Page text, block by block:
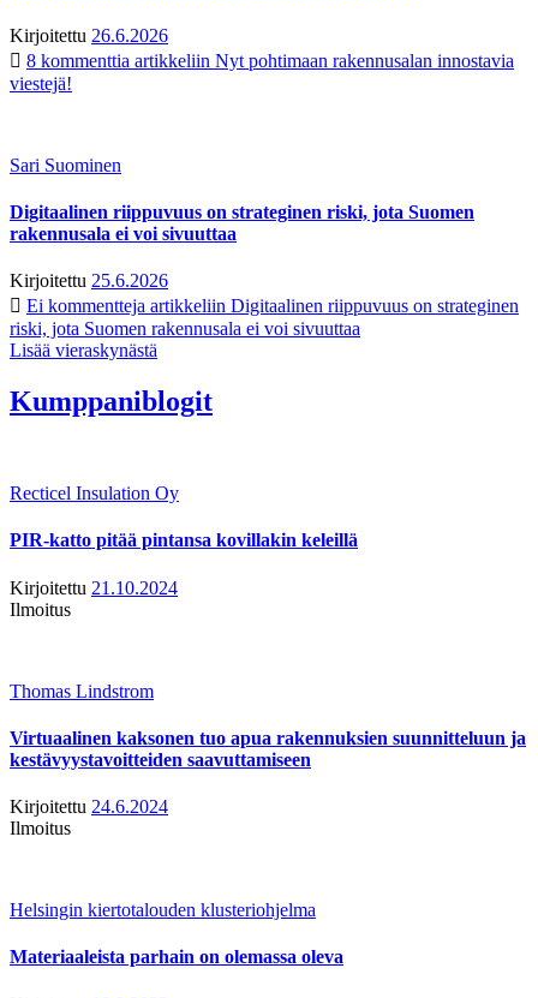
Kirjoitettu 26.6.2026
8 kommenttia artikkeliin Nyt pohtimaan rakennusalan innostavia
viestejä!
Sari Suominen
Digitaalinen riippuvuus on strateginen riski, jota Suomen
rakennusala ei voi sivuuttaa
Kirjoitettu 25.6.2026
Ei kommentteja artikkeliin Digitaalinen riippuvuus on strateginen
riski, jota Suomen rakennusala ei voi sivuuttaa
Lisää vieraskynästä
Kumppaniblogit
Recticel Insulation Oy
PIR-katto pitää pintansa kovillakin keleillä
Kirjoitettu 21.10.2024
Ilmoitus
Thomas Lindstrom
Virtuaalinen kaksonen tuo apua rakennuksien suunnitteluun ja
kestävyystavoitteiden saavuttamiseen
Kirjoitettu 24.6.2024
Ilmoitus
Helsingin kiertotalouden klusteriohjelma
Materiaaleista parhain on olemassa oleva